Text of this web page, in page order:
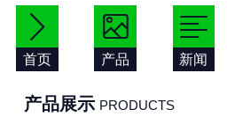

首页

产品

新闻
产品展示 PRODUCTS